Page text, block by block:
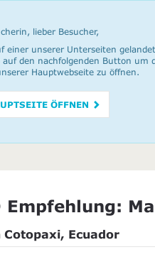
lieber Besucher,
einer unserer Unterseiten
auf den nachfolgenden Button um
Hauptwebseite zu öffnen.
ÖFFNEN
Empfehlung:
Ecuador